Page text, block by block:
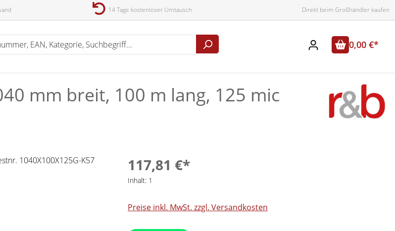
14 Tage kostenloser Umtausch Direkt beim Großhändler kaufen
0,00 €*
mm breit, 100 m lang, 125 mic
117,81 €*
Inhalt: 1
Preise inkl. MwSt. zzgl. Versandkosten